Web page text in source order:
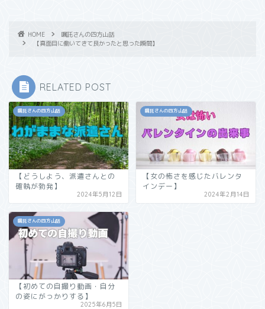
HOME
嘱託さんの四方山話
【真面目に働いてきて良かったと思った瞬間】
RELATED POST
嘱託さんの四方山話
【どうしよう、派遣さんとの
確執が勃発】
2024年5月12日
嘱託さんの四方山話
【女の怖さを感じたバレンタ
インデー】
2024年2月14日
嘱託さんの四方山話
【初めての自撮り動画・自分
の姿にがっかりする】
2025年6月5日